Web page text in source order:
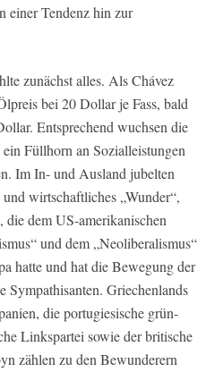
einer Tendenz hin zur
zunächst alles. Als Chávez
bei 20 Dollar je Fass, bald
Entsprechend wuchsen die
Füllhorn an Sozialleistungen
Im In- und Ausland jubelten
wirtschaftliches „Wunder“,
dem US-amerikanischen
und dem „Neoliberalismus“
hatte und hat die Bewegung der
Sympathisanten. Griechenlands
die portugiesische grün-
Linkspartei sowie der britische
zählen zu den Bewunderern